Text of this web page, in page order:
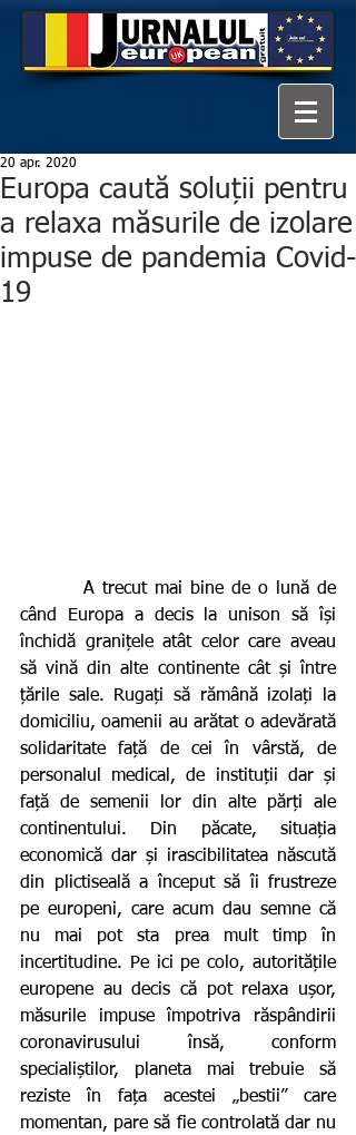
Europa caută soluții pentru
a relaxa măsurile de izolare
impuse de pandemia Covid-
19
20 apr. 2020
când Europa a decis la unison să își
închidă granițele atât celor care aveau
să vină din alte continente cât și între
țările sale. Rugați să rămână izolați la
domiciliu, oamenii au arătat o adevărată
solidaritate față de cei în vârstă, de
personalul medical, de instituții dar și
față de semenii lor din alte părți ale
continentului. Din păcate, situația
economică dar și irascibilitatea născută
din plictiseală a început să îi frustreze
pe europeni, care acum dau semne că
nu mai pot sta prea mult timp în
incertitudine. Pe ici pe colo, autoritățile
europene au decis că pot relaxa ușor,
măsurile impuse împotriva răspândirii
coronavirusului însă, conform
specialiștilor, planeta mai trebuie să
reziste în fața acestei „bestii” care
momentan, pare să fie controlată dar nu